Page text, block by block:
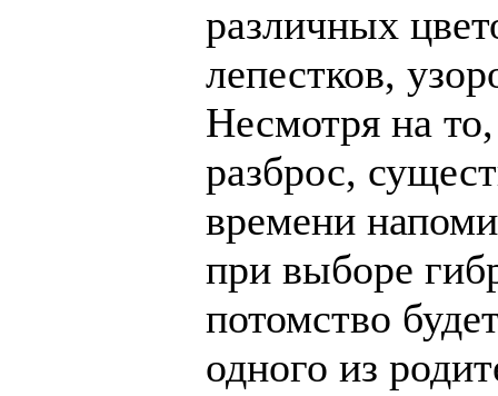
различных
лепестков,
Несмотря на
разброс,
времени
при выборе
потомство
одного из